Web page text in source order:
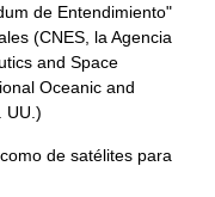
de Entendimiento"
(CNES, la Agencia
and Space
Oceanic and
UU.)
de satélites para